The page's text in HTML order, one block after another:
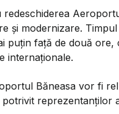
și modernizare.
puțin față de două
internaționale.
Băneasa vor fi
reprezentanților